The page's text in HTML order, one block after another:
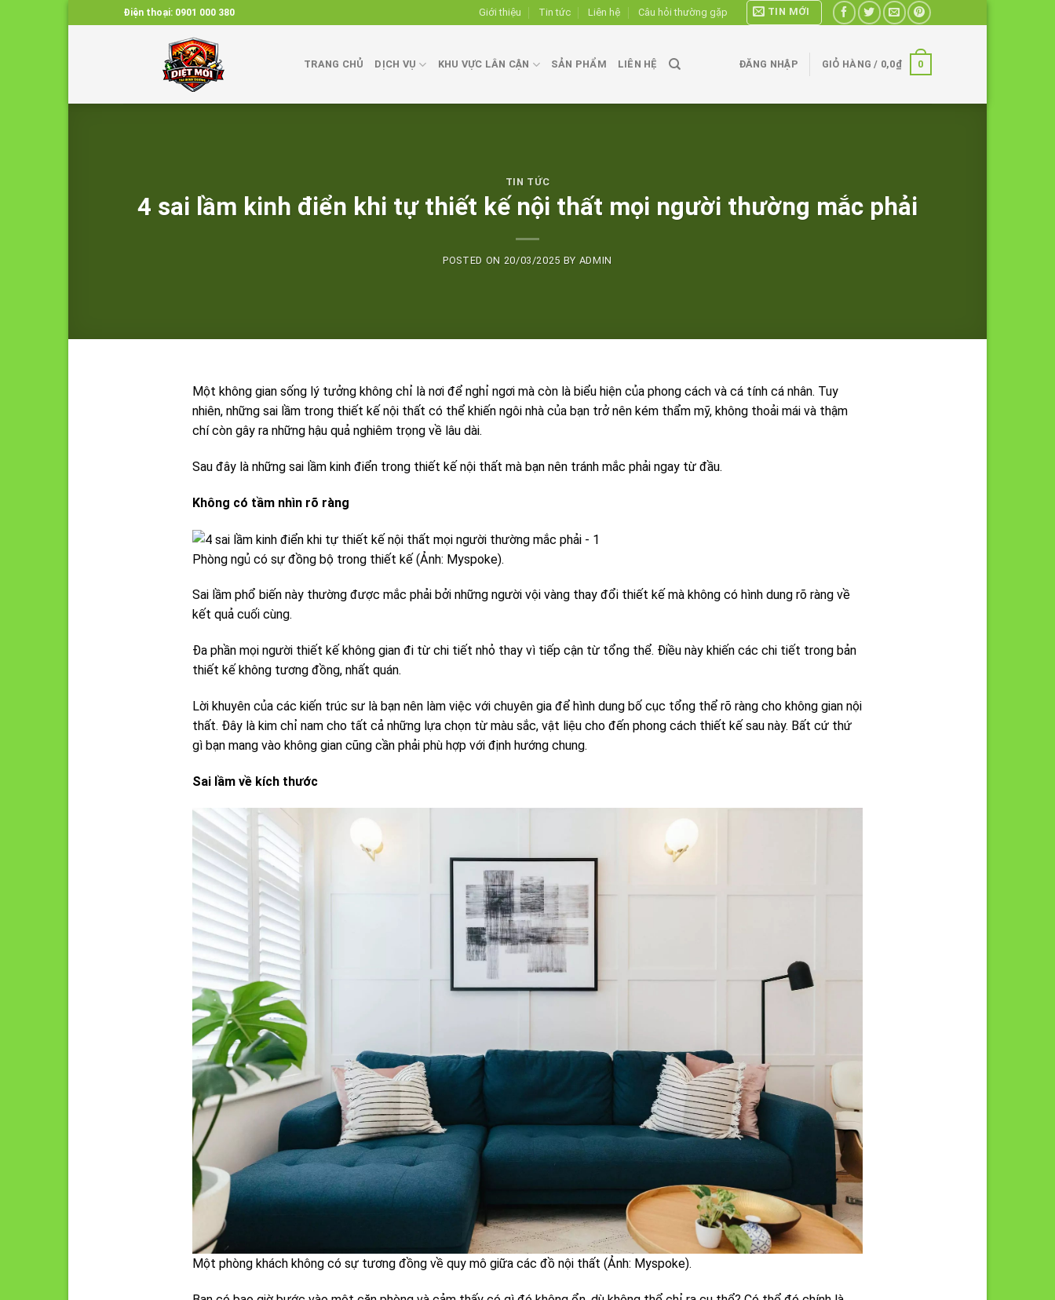
to
Điện thoại: 0901 000 380 Giới thiệu Tin tức Liên hệ Câu hỏi thường gặp TIN MỚI
TRANG CHỦ DỊCH VỤ KHU VỰC LÂN CẬN SẢN PHẨM LIÊN HỆ ĐĂNG NHẬP GIỎ HÀNG / 0,0₫ 0
TIN TỨC
4 sai lầm kinh điển khi tự thiết kế nội thất mọi người thường mắc phải
POSTED ON 20/03/2025 BY ADMIN
Một không gian sống lý tưởng không chỉ là nơi để nghỉ ngơi mà còn là biểu hiện của phong cách và cá tính cá nhân. Tuy
nhiên, những sai lầm trong thiết kế nội thất có thể khiến ngôi nhà của bạn trở nên kém thẩm mỹ, không thoải mái và thậm
chí còn gây ra những hậu quả nghiêm trọng về lâu dài.
Sau đây là những sai lầm kinh điển trong thiết kế nội thất mà bạn nên tránh mắc phải ngay từ đầu.
Không có tầm nhìn rõ ràng
Phòng ngủ có sự đồng bộ trong thiết kế (Ảnh: Myspoke).
Sai lầm phổ biến này thường được mắc phải bởi những người vội vàng thay đổi thiết kế mà không có hình dung rõ ràng về
kết quả cuối cùng.
Đa phần mọi người thiết kế không gian đi từ chi tiết nhỏ thay vì tiếp cận từ tổng thể. Điều này khiến các chi tiết trong bản
thiết kế không tương đồng, nhất quán.
Lời khuyên của các kiến trúc sư là bạn nên làm việc với chuyên gia để hình dung bố cục tổng thể rõ ràng cho không gian nội
thất. Đây là kim chỉ nam cho tất cả những lựa chọn từ màu sắc, vật liệu cho đến phong cách thiết kế sau này. Bất cứ thứ
gì bạn mang vào không gian cũng cần phải phù hợp với định hướng chung.
Sai lầm về kích thước
Một phòng khách không có sự tương đồng về quy mô giữa các đồ nội thất (Ảnh: Myspoke).